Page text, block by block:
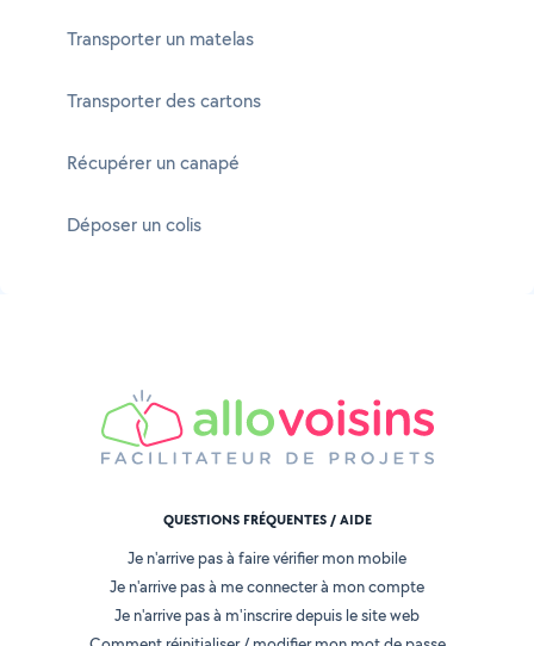
Transporter un matelas
Transporter des cartons
Récupérer un canapé
Déposer un colis
QUESTIONS FRÉQUENTES / AIDE
Je n'arrive pas à faire vérifier mon mobile
Je n'arrive pas à me connecter à mon compte
Je n'arrive pas à m'inscrire depuis le site web